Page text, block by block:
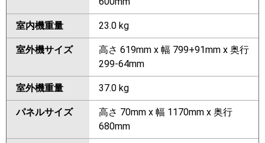
室内機重量 23.0 kg
室外機サイズ
高さ 619mm x 幅 799+91mm x 奥行
299-64mm
室外機重量 37.0 kg
パネルサイズ
高さ 70mm x 幅 1170mm x 奥行
680mm